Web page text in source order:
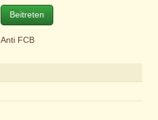
Beitreten
Anti FCB